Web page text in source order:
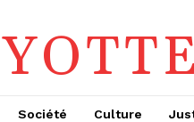
Société Culture